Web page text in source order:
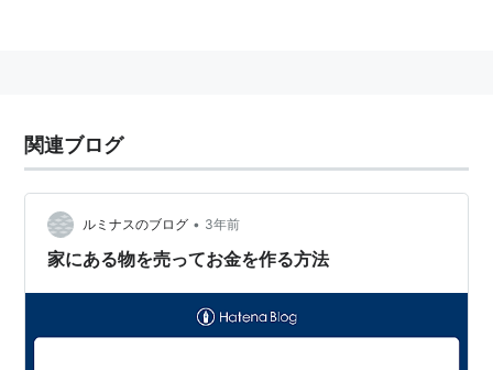
関連ブログ
ルミナスのブログ • 3年前
家にある物を売ってお金を作る方法